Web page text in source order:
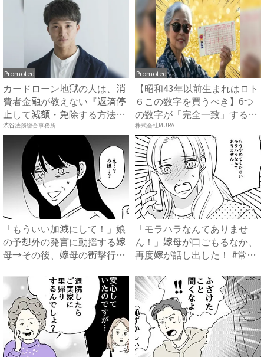
Promoted
カードローン地獄の人は、消
費者金融が教えない『返済停
止して減額・免除する方法』
で...
渋谷法務総合事務所
Promoted
【昭和43年以前生まれはロト
６この数字を買うべき】6つ
の数字が「完全一致」する
方...
株式会社MURA
「もういい加減にして！」娘
の予想外の発言に動揺する嫁
母→その後、嫁母の衝撃行動
「モラハラなんてありませ
ん！」嫁母が口ごもるなか、
再度嫁が話し出した！ #常識